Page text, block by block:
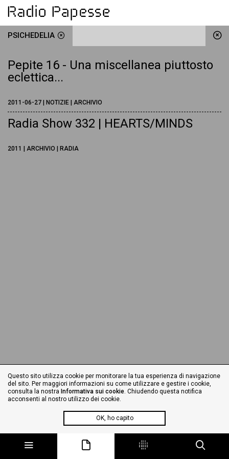
PSICHEDELIA
Pepite 16 - Una miscellanea piuttosto
eclettica...
2011-06-27 | NOTIZIE | ARCHIVIO
Radia Show 332 | HEARTS/MINDS
2011 | ARCHIVIO | RADIA
Questo sito utilizza cookie per monitorare la tua esperienza di navigazione
del sito. Per maggiori informazioni su come utilizzare e gestire i cookie,
consulta la nostra Informativa sui cookie. Chiudendo questa notifica
acconsenti al nostro utilizzo dei cookie.
OK, ho capito